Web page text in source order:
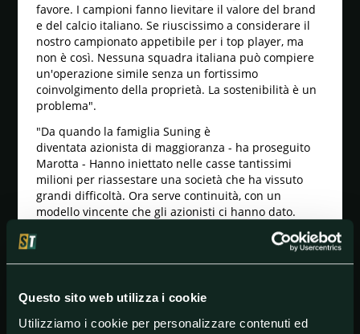
Questo sito web utilizza i cookie
Utilizziamo i cookie per personalizzare contenuti ed
favore. I campioni fanno lievitare il valore del brand
e del calcio italiano. Se riuscissimo a considerare il
nostro campionato appetibile per i top player, ma
non è così. Nessuna squadra italiana può compiere
un'operazione simile senza un fortissimo
coinvolgimento della proprietà. La sostenibilità è un
problema".
"Da quando la famiglia Suning è
diventata azionista di maggioranza - ha proseguito
Marotta - Hanno iniettato nelle casse tantissimi
milioni per riassestare una società che ha vissuto
grandi difficoltà. Ora serve continuità, con un
modello vincente che gli azionisti ci hanno dato.
Ripeto, per me è un fatto straordinario vedere
all'Inter un campione del genere, perché c'è anche il
Fair Play Finanziario con le sue regole. Il Covid-19 ha
quest'anno, ma dopo si tornerà alle regole di prima".
Più urgente e più d'attualità parlare del futuro di